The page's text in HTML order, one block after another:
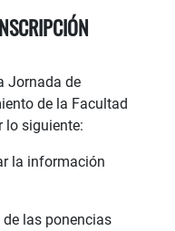
Jornada de
de la Facultad
lo siguiente:
la información
las ponencias